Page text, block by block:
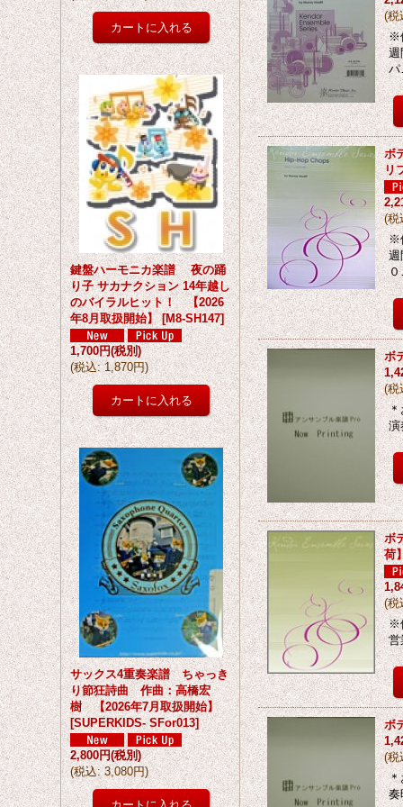
鍵盤ハーモニカ楽譜 夜の踊
り子 サカナクション 14年越し
のバイラルヒット！ 【2026
年8月取扱開始】 [M8-SH147]
1,700円(税別)
(税込: 1,870円)
サックス4重奏楽譜 ちゃっき
り節狂詩曲 作曲：高橋宏
樹 【2026年7月取扱開始】
[SUPERKIDS- SFor013]
2,800円(税別)
(税込: 3,080円)
(税
※
週
ボ
リ
(税
※
週
ボ
(税
＊
ボ
荷
(税
※
営
ボ
(税
＊